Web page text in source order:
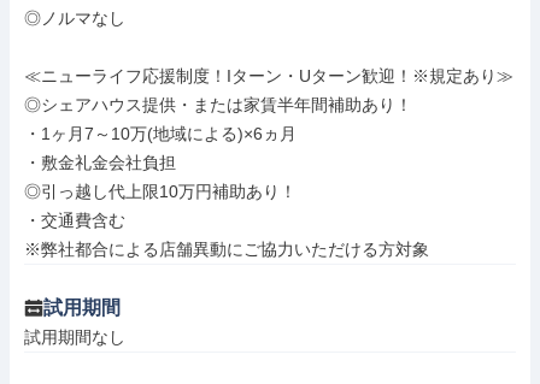
◎ノルマなし
≪ニューライフ応援制度！Iターン・Uターン歓迎！※規定あり≫
◎シェアハウス提供・または家賃半年間補助あり！
・1ヶ月7～10万(地域による)×6ヵ月
・敷金礼金会社負担
◎引っ越し代上限10万円補助あり！
・交通費含む
※弊社都合による店舗異動にご協力いただける方対象
試用期間
試用期間なし